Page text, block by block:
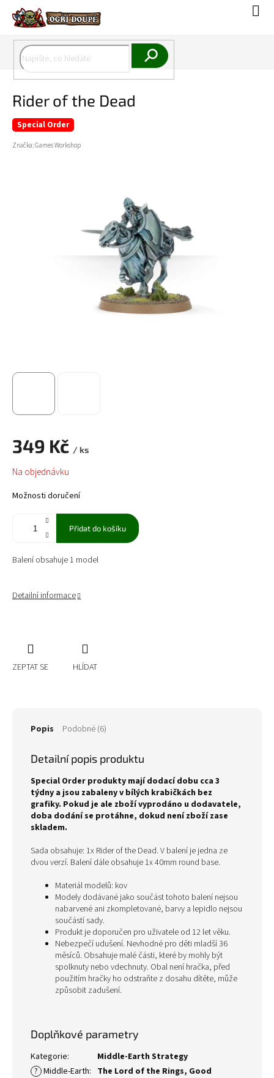
obsah
Rider of the Dead
Special Order
Značka:Games Workshop
349 Kč / ks
Měrná
cena:
Na objednávku
Možnosti doručení
Přidat do košíku
Balení obsahuje 1 model
Detailní informace
ZEPTAT SE HLÍDAT
Popis Podobné (6)
Detailní popis produktu
Special Order produkty mají dodací dobu cca 3
týdny a jsou zabaleny v bílých krabičkách bez
grafiky. Pokud je ale zboží vyprodáno u dodavatele,
doba dodání se protáhne, dokud není zboží zase
skladem.
Sada obsahuje: 1x Rider of the Dead. V balení je jedna ze
dvou verzí. Balení dále obsahuje 1x 40mm round base.
Materiál modelů: kov
Modely dodávané jako součást tohoto balení nejsou
nabarvené ani zkompletované, barvy a lepidlo nejsou
součástí sady.
Produkt je doporučen pro uživatele od 12 let věku.
Nebezpečí udušení. Nevhodné pro děti mladší 36
měsíců. Obsahuje malé části, které by mohly být
spolknuty nebo vdechnuty. Obal není hračka, před
použitím hračky ho odstraňte z dosahu dítěte, může
způsobit zadušení.
Doplňkové parametry
Kategorie:
Middle-Earth Strategy
? Middle-Earth: The Lord of the Rings, Good